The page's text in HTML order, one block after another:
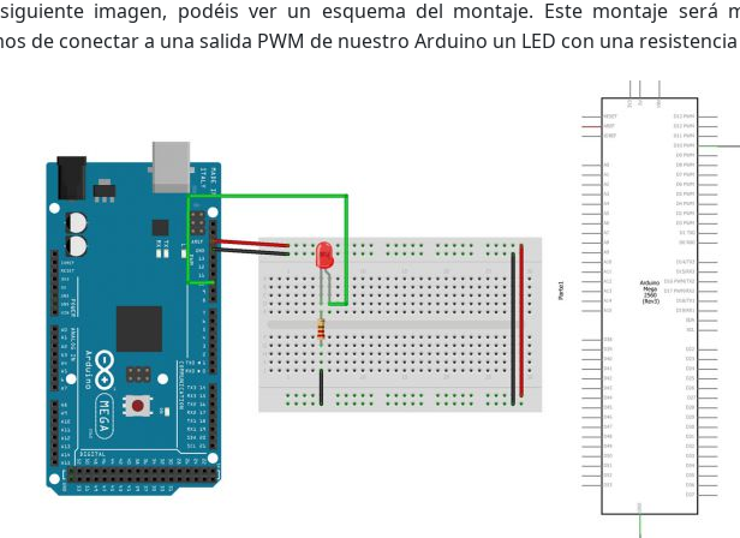
imagen, podéis ver un esquema del montaje. Este montaje será
de conectar a una salida PWM de nuestro Arduino un LED con una